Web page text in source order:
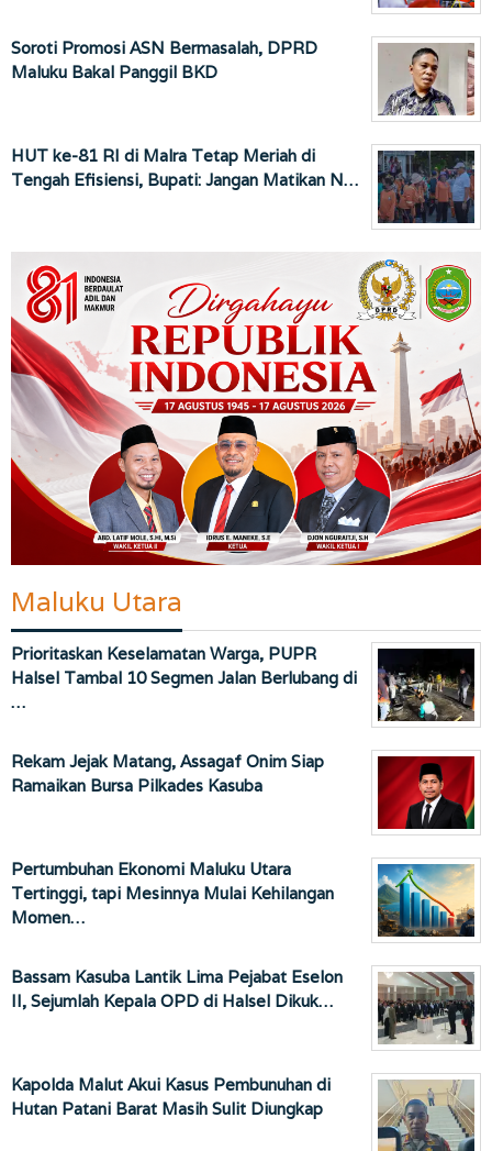
Soroti Promosi ASN Bermasalah, DPRD
Maluku Bakal Panggil BKD
HUT ke-81 RI di Malra Tetap Meriah di
Tengah Efisiensi, Bupati: Jangan Matikan N…
Maluku Utara
Prioritaskan Keselamatan Warga, PUPR
Halsel Tambal 10 Segmen Jalan Berlubang di
…
Rekam Jejak Matang, Assagaf Onim Siap
Ramaikan Bursa Pilkades Kasuba
Pertumbuhan Ekonomi Maluku Utara
Tertinggi, tapi Mesinnya Mulai Kehilangan
Momen…
Bassam Kasuba Lantik Lima Pejabat Eselon
II, Sejumlah Kepala OPD di Halsel Dikuk…
Kapolda Malut Akui Kasus Pembunuhan di
Hutan Patani Barat Masih Sulit Diungkap